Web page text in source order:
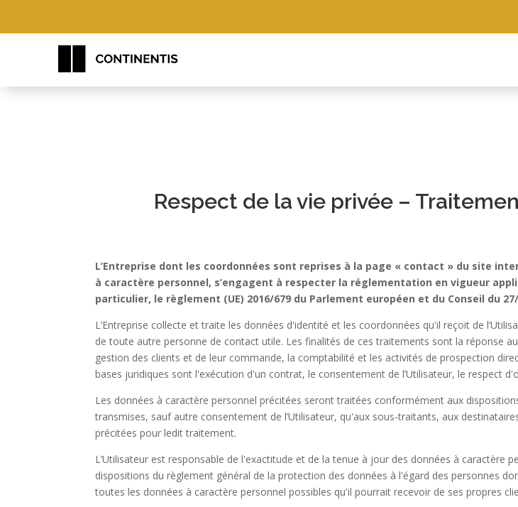
Respect de la vie privée –
L’Entreprise dont les coordonnées sont reprises à la page « contact » du site
à caractère personnel, s’engagent à respecter la réglementation en vigueur
particulier, le règlement (UE) 2016/679 du Parlement européen et du Conseil du 27/
L’Entreprise collecte et traite les données d'identité et les coordonnées qu'il reçoit de
de toute autre personne de contact utile. Les finalités de ces traitements sont la réponse
gestion des clients et de leur commande, la comptabilité et les activités de prospection
bases juridiques sont l'exécution d'un contrat, le consentement de l’Utilisateur, le respect
Les données à caractère personnel précitées seront traitées conformément aux
transmises, sauf autre consentement de l’Utilisateur, qu'aux sous-traitants, aux
précitées pour ledit traitement.
L’Utilisateur est responsable de l'exactitude et de la tenue à jour des données à caractère
dispositions du règlement général de la protection des données à l'égard des personnes
toutes les données à caractère personnel possibles qu'il pourrait recevoir de ses propres